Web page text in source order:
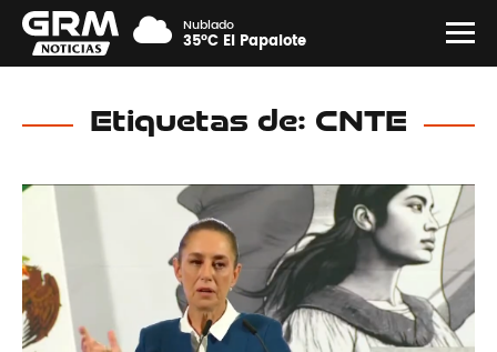
Nublado
35°C El Papalote
Etiquetas de: CNTE